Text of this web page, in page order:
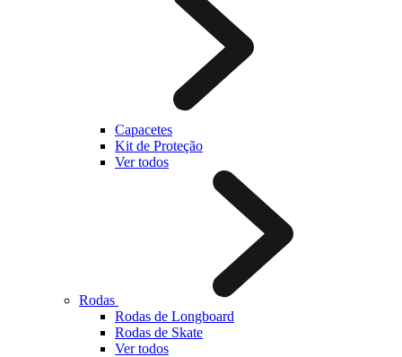
Capacetes
Kit de Proteção
Ver todos
Rodas
Rodas de Longboard
Rodas de Skate
Ver todos